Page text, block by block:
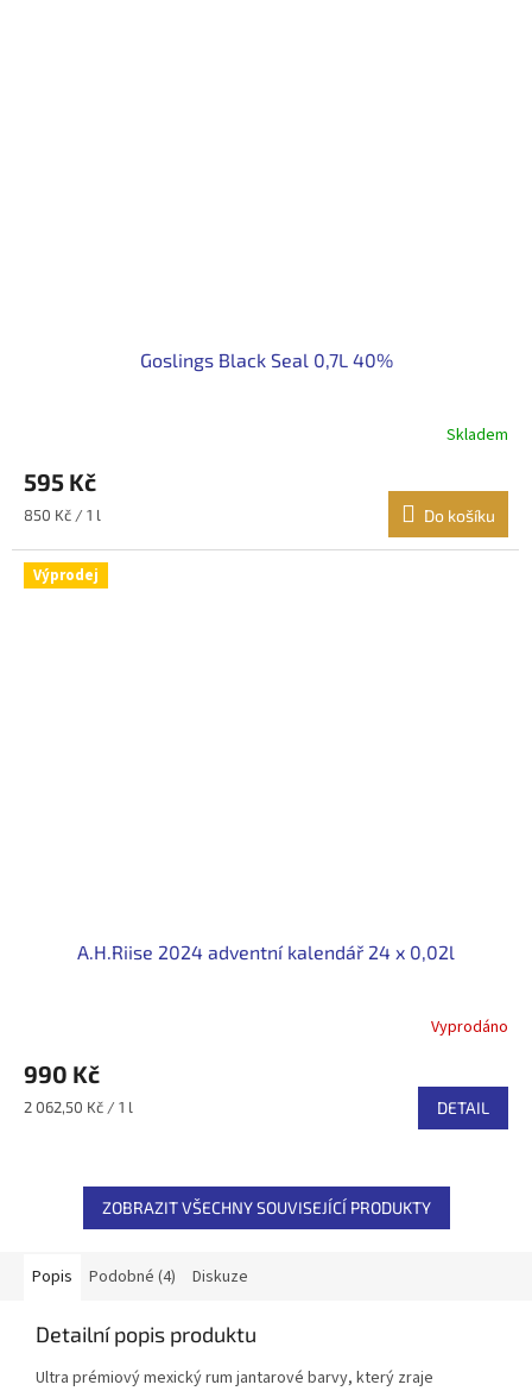
Goslings Black Seal 0,7L 40%
Skladem
595 Kč
Měrná
850 Kč / 1 l Do košíku
Výprodej
A.H.Riise 2024 adventní kalendář 24 x 0,02l
Vyprodáno
990 Kč
Měrná
2 062,50 Kč / 1 l DETAIL
ZOBRAZIT VŠECHNY SOUVISEJÍCÍ PRODUKTY
Popis Podobné (4) Diskuze
Detailní popis produktu
Ultra prémiový mexický rum jantarové barvy, který zraje